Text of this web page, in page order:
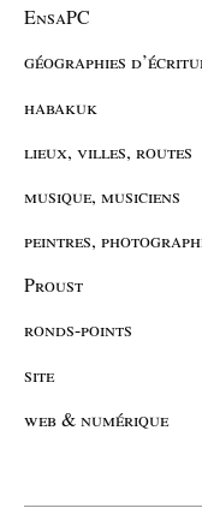
EnsaPC
géographies
habakuk
lieux, villes, routes
musique, musiciens
peintres,
Proust
ronds-points
site
web & numérique